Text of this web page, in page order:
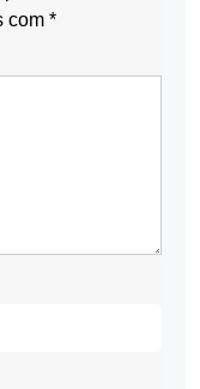
com *